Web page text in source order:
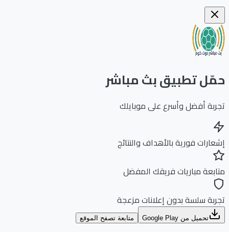
تطبيق بث مباشر
أفضل وأسرع على موبايلك
فورية بالأهداف والنتائج
مباريات فريقك المفضل
سلسة بدون إعلانات مزعجة
تحميل من Google Play متابعة تصفح الموقع